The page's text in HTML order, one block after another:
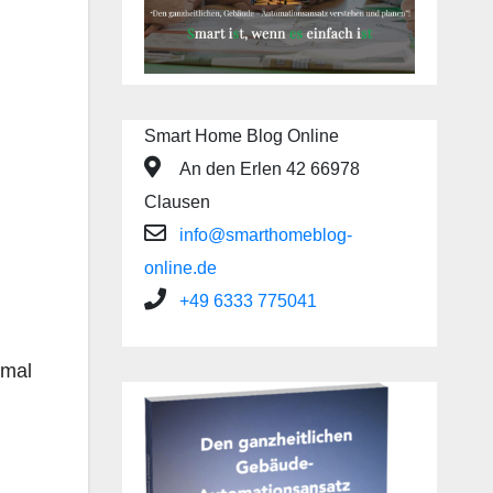
Smart Home Blog Online
An den Erlen 42 66978
Clausen
info@smarthomeblog-
online.de
+49 6333 775041